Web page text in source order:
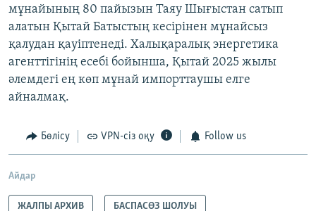
мұнайының 80 пайызын Таяу Шығыстан сатып
алатын Қытай Батыстың кесірінен мұнайсыз
қалудан қауіптенеді. Халықаралық энергетика
агенттігінің есебі бойынша, Қытай 2025 жылы
әлемдегі ең көп мұнай импорттаушы елге
айналмақ.
Бөлісу VPN-сіз оқу Follow us
Айдар
ЖАЛПЫ АРХИВ БАСПАСӨЗ ШОЛУЫ